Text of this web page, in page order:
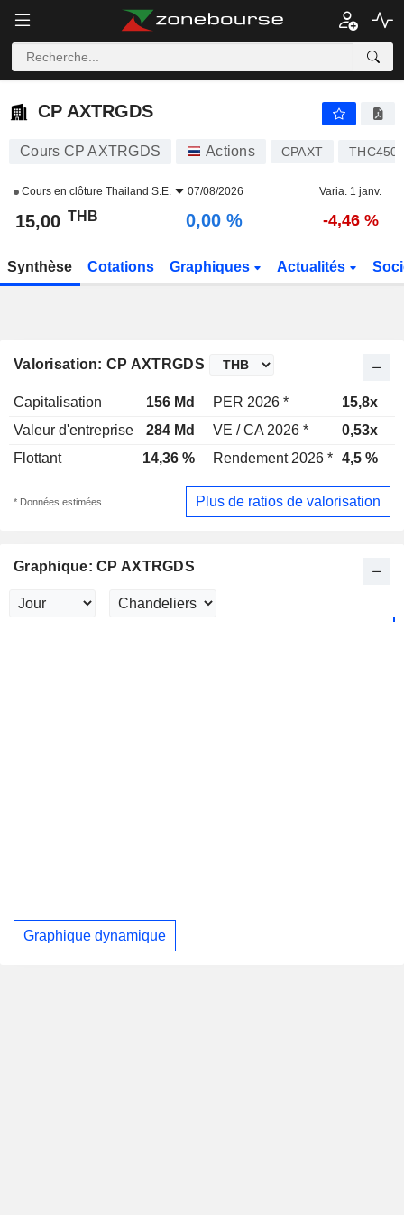
CP AXTRGDS
CP AXTRGDS
Cours CP AXTRGDS Actions CPAXT
Cours en clôture Thailand S.E. 07/08/2026 Varia. 1 janv.
15,00 THB 0,00 % -4,46 %
Synthèse Cotations Graphiques Actualités
Valorisation: CP AXTRGDS
Capitalisation 156 Md PER 2026 * 15,8x
Valeur d'entreprise
284 Md VE / CA 2026 * 0,53x
Flottant
14,36 % Rendement 2026 * 4,5 %
* Données estimées Plus de ratios de valorisation
Graphique: CP AXTRGDS
Graphique dynamique